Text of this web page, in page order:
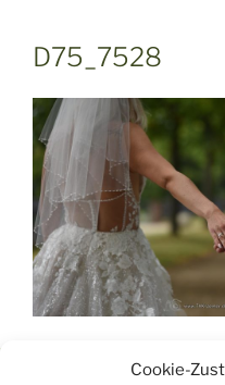
Cookie-
D75_7528